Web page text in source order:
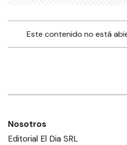
Este contenido no está
Nosotros
Editorial El Dia SRL